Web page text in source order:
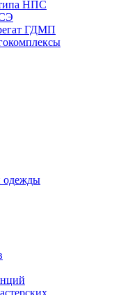
НПС
ГДМП
одежды